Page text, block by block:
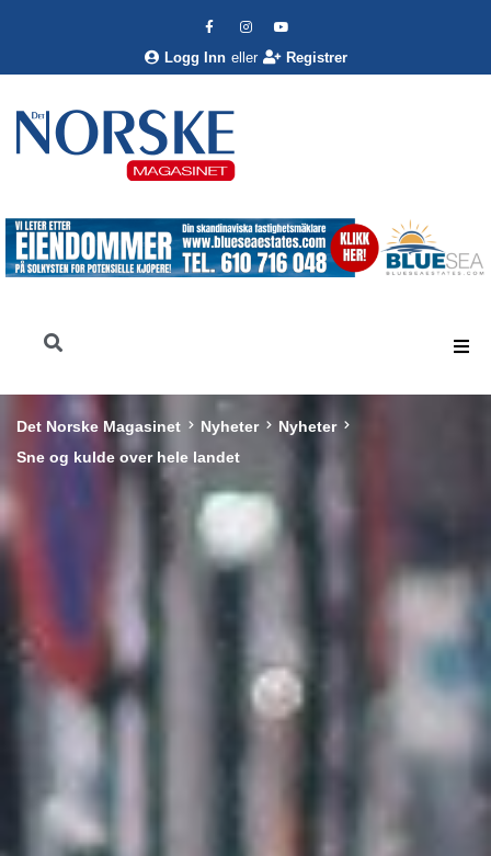
Logg Inn eller Registrer
Det Norske Magasinet Nyheter
Nyheter
Sne og kulde over hele landet